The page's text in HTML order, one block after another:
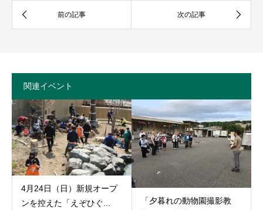
関連イベント
4月24日（日）新規オープ
ンを控えた「えぞひぐ...
「夕暮れの動物園撮影教